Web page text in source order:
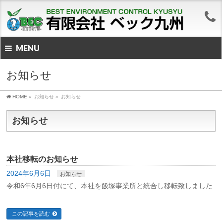
MENU
お知らせ
HOME » お知らせ » お知らせ
お知らせ
本社移転のお知らせ
2024年6月6日 お知らせ
令和6年6月6日付にて、本社を飯塚事業所と統合し移転致しました
この記事を読む